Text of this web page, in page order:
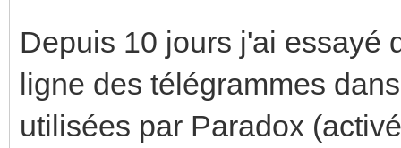
Depuis 10 jours j'ai essayé
ligne des télégrammes
utilisées par Paradox